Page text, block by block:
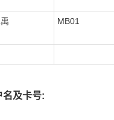
MB01
名及卡号: